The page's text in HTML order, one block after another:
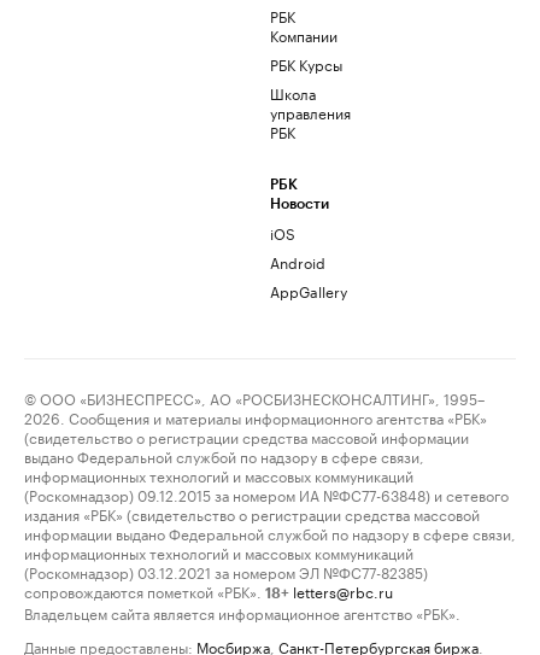
РБК
Компании
РБК Курсы
Школа
управления
РБК
РБК
Новости
iOS
Android
AppGallery
© ООО «БИЗНЕСПРЕСС», АО «РОСБИЗНЕСКОНСАЛТИНГ», 1995–
2026. Сообщения и материалы информационного агентства «РБК»
(свидетельство о регистрации средства массовой информации
выдано Федеральной службой по надзору в сфере связи,
информационных технологий и массовых коммуникаций
(Роскомнадзор) 09.12.2015 за номером ИА №ФС77-63848) и сетевого
издания «РБК» (свидетельство о регистрации средства массовой
информации выдано Федеральной службой по надзору в сфере связи,
информационных технологий и массовых коммуникаций
(Роскомнадзор) 03.12.2021 за номером ЭЛ №ФС77-82385)
сопровождаются пометкой «РБК».
18+ letters@rbc.ru
Владельцем сайта является информационное агентство «РБК».
Данные предоставлены: Мосбиржа Санкт-Петербургская биржа